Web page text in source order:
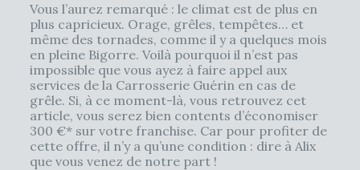
Vous l’aurez remarqué : le climat est de plus en
plus capricieux. Orage, grêles, tempêtes… et
même des tornades, comme il y a quelques mois
en pleine Bigorre. Voilà pourquoi il n’est pas
impossible que vous ayez à faire appel aux
services de la Carrosserie Guérin en cas de
grêle. Si, à ce moment-là, vous retrouvez cet
article, vous serez bien contents d’économiser
300 €* sur votre franchise. Car pour profiter de
cette offre, il n’y a qu’une condition : dire à Alix
que vous venez de notre part !